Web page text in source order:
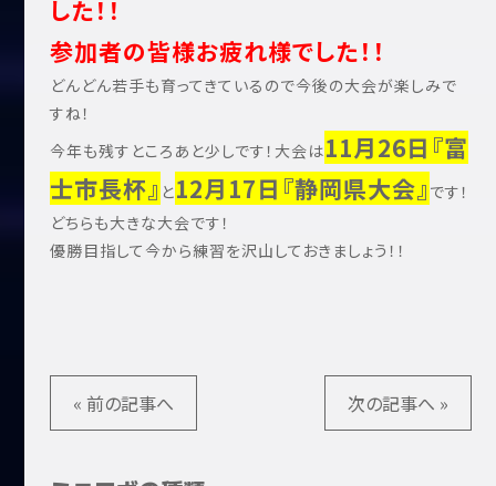
した！！
参加者の皆様お疲れ様でした！！
どんどん若手も育ってきているので今後の大会が楽しみで
すね！
今年も残すところあと少しです！大会は11月26日『富
士市長杯』 と12月17日『静岡県大会』 です！
どちらも大きな大会です！
優勝目指して今から練習を沢山しておきましょう！！
« 前の記事へ 次の記事へ »